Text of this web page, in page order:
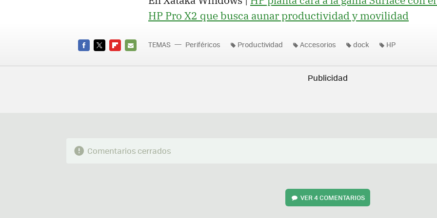
HP Pro X2 que busca aunar productividad y movilidad
MAIL
TEMAS Periféricos Productividad Accesorios dock HP
Comentarios cerrados
VER4 COMENTARIOS